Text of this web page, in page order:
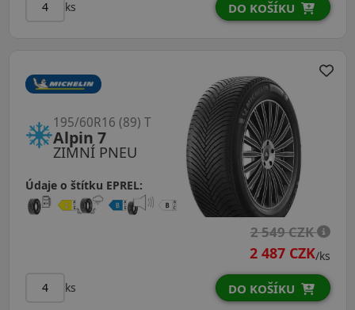
ks DO KOŠÍKU
ZIMNÍ PNEU
Alpin 7
195/60R16 (89) T
Údaje o štítku EPREL:
2 549 CZK
2 487 CZK/ks
ks DO KOŠÍKU